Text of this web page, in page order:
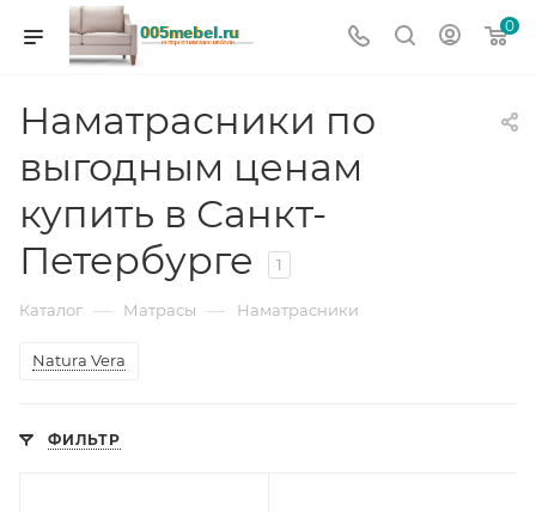
0
Наматрасники по
выгодным ценам
купить в Санкт-
Петербурге
1
Каталог — Матрасы — Наматрасники
Natura Vera
ФИЛЬТР